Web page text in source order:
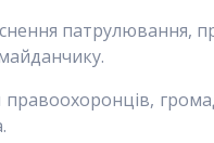
патрулювання,